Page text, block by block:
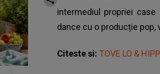
intermediul propriei
dance cu o producție
Citeste si: TOVE LO &